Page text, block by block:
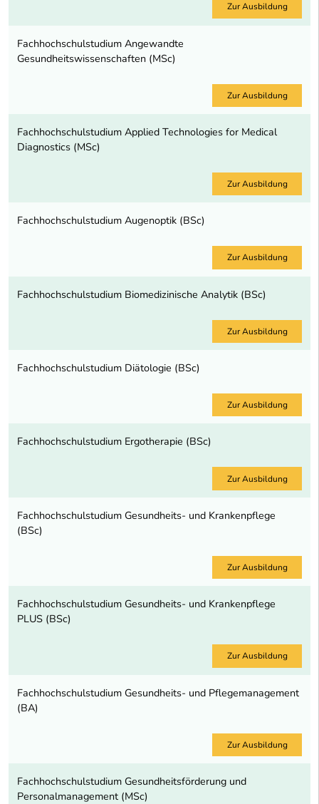
Zur Ausbildung
Fachhochschulstudium Angewandte
Gesundheitswissenschaften (MSc)
Zur Ausbildung
Fachhochschulstudium Applied Technologies for Medical
Diagnostics (MSc)
Zur Ausbildung
Fachhochschulstudium Augenoptik (BSc)
Zur Ausbildung
Fachhochschulstudium Biomedizinische Analytik (BSc)
Zur Ausbildung
Fachhochschulstudium Diätologie (BSc)
Zur Ausbildung
Fachhochschulstudium Ergotherapie (BSc)
Zur Ausbildung
Fachhochschulstudium Gesundheits- und Krankenpflege
(BSc)
Zur Ausbildung
Fachhochschulstudium Gesundheits- und Krankenpflege
PLUS (BSc)
Zur Ausbildung
Fachhochschulstudium Gesundheits- und Pflegemanagement
(BA)
Zur Ausbildung
Fachhochschulstudium Gesundheitsförderung und
Personalmanagement (MSc)